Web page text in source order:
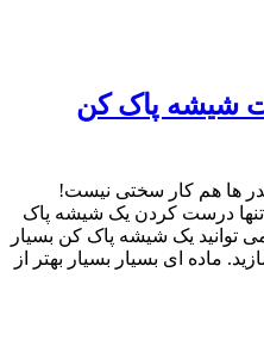
شیشه پاک کن
ها هم کار سختی نیست!
درست کردن یک شیشه پاک
توانید یک شیشه پاک کن بسیار
ماده ای بسیار بسیار بهتر از